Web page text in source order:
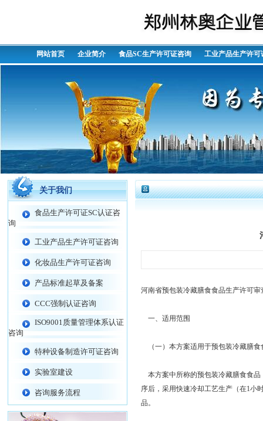
网站首页 企业简介 食品SC生产许可证咨询 工业产品生产许可
关于我们
食品生产许可证SC认证咨
询
工业产品生产许可证咨询
化妆品生产许可证咨询
产品标准起草及备案
CCC强制认证咨询
ISO9001质量管理体系认证
咨询
特种设备制造许可证咨询
实验室建设
咨询服务流程
河南省预包装冷藏膳食食品生产许可审
一、适用范围
（一）本方案适用于预包装冷藏膳食
本方案中所称的预包装冷藏膳食食品
序后，采用快速冷却工艺生产（在1小
品。